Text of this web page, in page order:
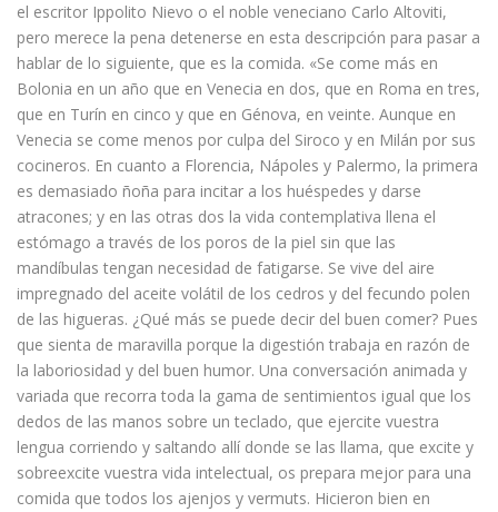
el escritor Ippolito Nievo o el noble veneciano Carlo Altoviti,
pero merece la pena detenerse en esta descripción para pasar a
hablar de lo siguiente, que es la comida. «Se come más en
Bolonia en un año que en Venecia en dos, que en Roma en tres,
que en Turín en cinco y que en Génova, en veinte. Aunque en
Venecia se come menos por culpa del Siroco y en Milán por sus
cocineros. En cuanto a Florencia, Nápoles y Palermo, la primera
es demasiado ñoña para incitar a los huéspedes y darse
atracones; y en las otras dos la vida contemplativa llena el
estómago a través de los poros de la piel sin que las
mandíbulas tengan necesidad de fatigarse. Se vive del aire
impregnado del aceite volátil de los cedros y del fecundo polen
de las higueras. ¿Qué más se puede decir del buen comer? Pues
que sienta de maravilla porque la digestión trabaja en razón de
la laboriosidad y del buen humor. Una conversación animada y
variada que recorra toda la gama de sentimientos igual que los
dedos de las manos sobre un teclado, que ejercite vuestra
lengua corriendo y saltando allí donde se las llama, que excite y
sobreexcite vuestra vida intelectual, os prepara mejor para una
comida que todos los ajenjos y vermuts. Hicieron bien en